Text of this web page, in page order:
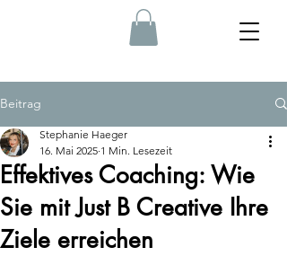
Beitrag
Effektives Coaching: Wie
Sie mit Just B Creative Ihre
Ziele erreichen
Stephanie Haeger
16. Mai 2025 1 Min. Lesezeit